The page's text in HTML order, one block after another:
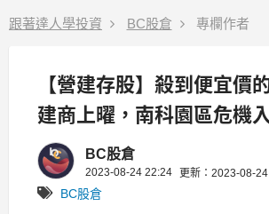
跟著達人學投資 BC股倉 專欄作者
【營建存股】殺到便宜價
建商上曜，南科園區危機
機會?!BC股倉
2023-08-24 22:24 更新：2023-08-
BC股倉